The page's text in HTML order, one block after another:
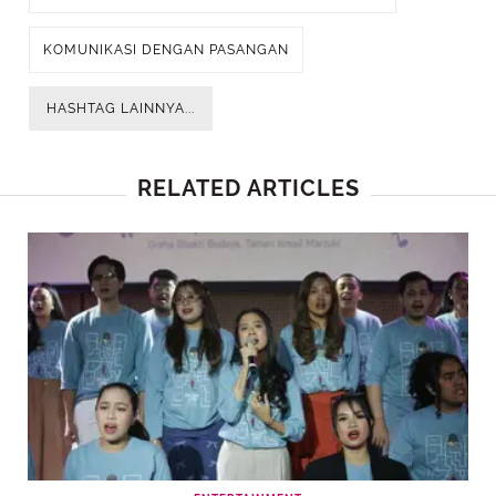
KOMUNIKASI DENGAN PASANGAN
HASHTAG LAINNYA...
RELATED ARTICLES